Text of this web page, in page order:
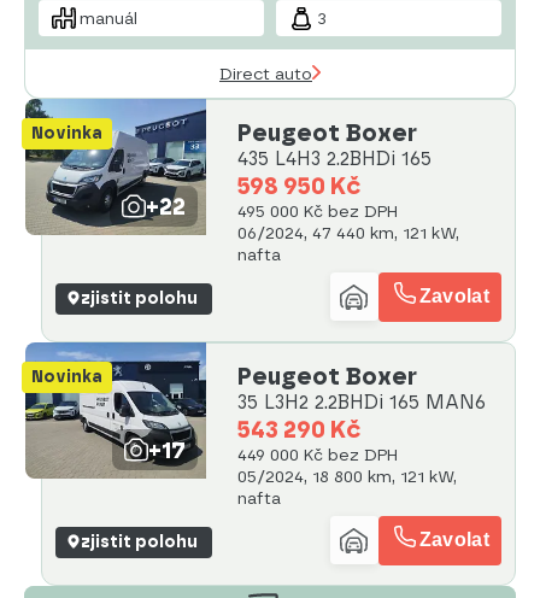
manuál 3
Direct auto
Novinka
+22
Peugeot Boxer
435 L4H3 2.2BHDi 165
598 950 Kč
495 000 Kč bez DPH
06/2024, 47 440 km, 121 kW,
nafta
zjistit polohu Zavolat
Novinka
+17
Peugeot Boxer
35 L3H2 2.2BHDi 165 MAN6
543 290 Kč
449 000 Kč bez DPH
05/2024, 18 800 km, 121 kW,
nafta
zjistit polohu Zavolat